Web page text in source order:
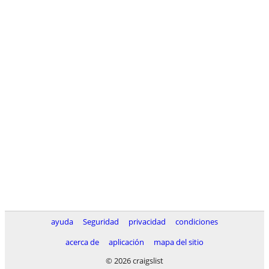
ayuda Seguridad privacidad
condiciones
acerca de
aplicación
mapa del sitio
© 2026 craigslist